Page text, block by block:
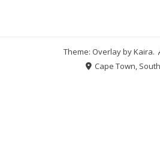
Theme: Overlay byKaira.
Cape Town,